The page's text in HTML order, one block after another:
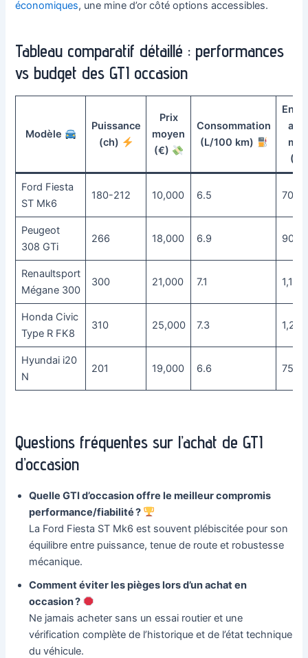
économiques, une mine d’or côté options accessibles.
Tableau comparatif détaillé : performances
vs budget des GTI occasion
Modèle
Puissance
(ch)
Prix
moyen
(€)
Consommation
(L/100 km)
(€)
Ford Fiesta
ST Mk6
180-212 10,000 6.5 700
Peugeot
308 GTi
266 18,000 6.9 900
Renaultsport
Mégane 300
300 21,000 7.1 1,100
Honda Civic
Type R FK8
310 25,000 7.3 1,200
Hyundai i20
N
201 19,000 6.6 750
Questions fréquentes sur l’achat de GTI
d’occasion
Quelle GTI d’occasion offre le meilleur compromis
performance/fiabilité ?
La Ford Fiesta ST Mk6 est souvent plébiscitée pour son
équilibre entre puissance, tenue de route et robustesse
mécanique.
Comment éviter les pièges lors d’un achat en
occasion ?
Ne jamais acheter sans un essai routier et une
vérification complète de l’historique et de l’état technique
du véhicule.